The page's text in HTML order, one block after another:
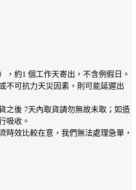
，約1 個工作天寄出，不含例假日。
不可抗力天災因素，則可能延遲出
之後 7天內取貨請勿無故未取；如造
吸收。
時效比較在意，我們無法處理急單，